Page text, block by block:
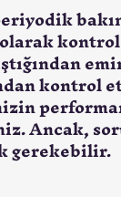
kontrol
Ancak,
gerekebilir.